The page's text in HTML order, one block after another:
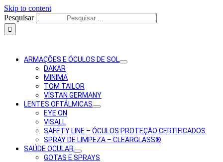
Skip to content
Pesquisar
ARMAÇÕES E ÓCULOS DE SOL
DAKAR
MINIMA
TOM TAILOR
VISTAN GERMANY
LENTES OFTÁLMICAS
EYE ON
VISALL
SAFETY LINE – ÓCULOS PROTEÇÃO CERTIFICADOS
SPRAY DE LIMPEZA – CLEARGLASS®
SAÚDE OCULAR
GOTAS E SPRAYS